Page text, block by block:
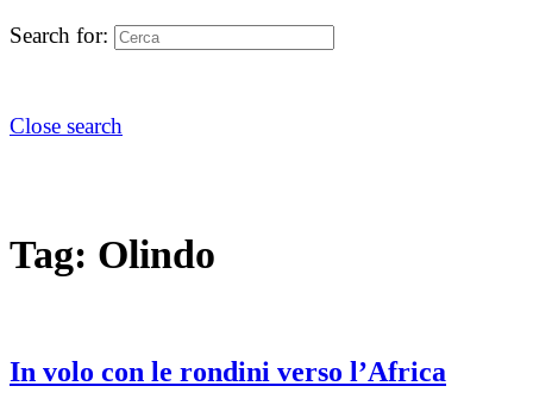
Search for:
Close search
Tag: Olindo
In volo con le rondini verso l’Africa